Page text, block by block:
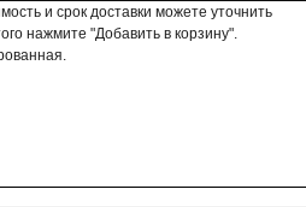
и срок доставки можете уточнить
нажмите "Добавить в корзину".